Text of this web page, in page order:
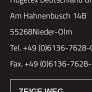
Am Hahnenbusch 14B
55268Nieder-Olm
Tel. +49 (0)6136-
Fax. +49 (0)6136-